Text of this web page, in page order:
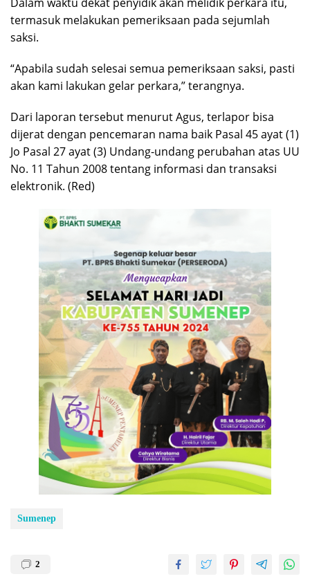
termasuk melakukan pemeriksaan pada sejumlah
saksi.
“Apabila sudah selesai semua pemeriksaan saksi, pasti
akan kami lakukan gelar perkara,” terangnya.
Dari laporan tersebut menurut Agus, terlapor bisa
dijerat dengan pencemaran nama baik Pasal 45 ayat (1)
Jo Pasal 27 ayat (3) Undang-undang perubahan atas UU
No. 11 Tahun 2008 tentang informasi dan transaksi
elektronik. (Red)
Sumenep
2